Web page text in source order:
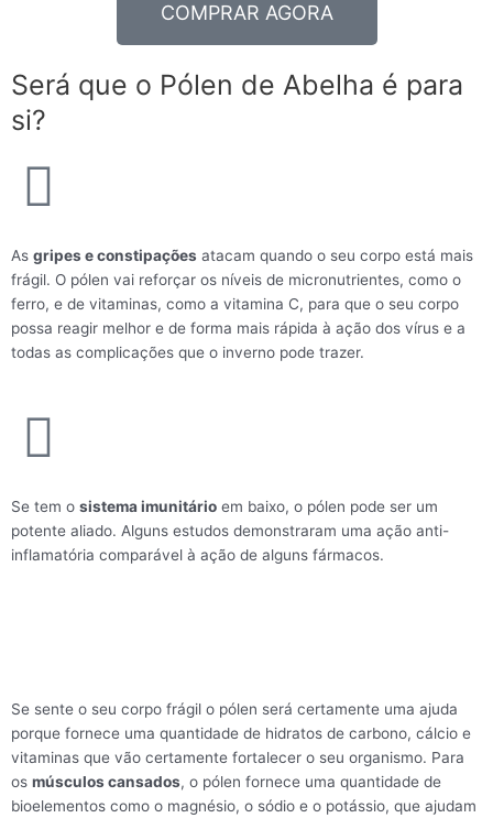
COMPRAR AGORA
Será que o Pólen de Abelha é para
si?
As gripes e constipações atacam quando o seu corpo está mais
frágil. O pólen vai reforçar os níveis de micronutrientes, como o
ferro, e de vitaminas, como a vitamina C, para que o seu corpo
possa reagir melhor e de forma mais rápida à ação dos vírus e a
todas as complicações que o inverno pode trazer.
Se tem o sistema imunitário em baixo, o pólen pode ser um
potente aliado. Alguns estudos demonstraram uma ação anti-
inflamatória comparável à ação de alguns fármacos.
Se sente o seu corpo frágil o pólen será certamente uma ajuda
porque fornece uma quantidade de hidratos de carbono, cálcio e
vitaminas que vão certamente fortalecer o seu organismo. Para
os músculos cansados, o pólen fornece uma quantidade de
bioelementos como o magnésio, o sódio e o potássio, que ajudam